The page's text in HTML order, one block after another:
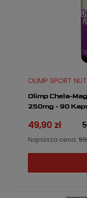
Olimp Chela-
250mg - 90
OLIMP SPORT
49,90 zł
Najniższa cena: